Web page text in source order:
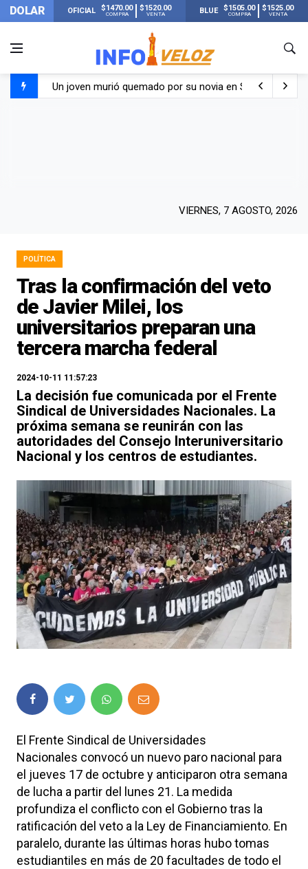
DOLAR OFICIAL $1470.00
COMPRA
$1520.00
VENTA BLUE $1505.00
COMPRA
$1525.00
VENTA
Un joven murió quemado por su novia en San Luis:
VIERNES, 7 AGOSTO, 2026
POLÍTICA
Tras la confirmación del veto
de Javier Milei, los
universitarios preparan una
tercera marcha federal
2024-10-11 11:57:23
La decisión fue comunicada por el Frente
Sindical de Universidades Nacionales. La
próxima semana se reunirán con las
autoridades del Consejo Interuniversitario
Nacional y los centros de estudiantes.
El Frente Sindical de Universidades
Nacionales convocó un nuevo paro nacional para
el jueves 17 de octubre y anticiparon otra semana
de lucha a partir del lunes 21. La medida
profundiza el conflicto con el Gobierno tras la
ratificación del veto a la Ley de Financiamiento. En
paralelo, durante las últimas horas hubo tomas
estudiantiles en más de 20 facultades de todo el